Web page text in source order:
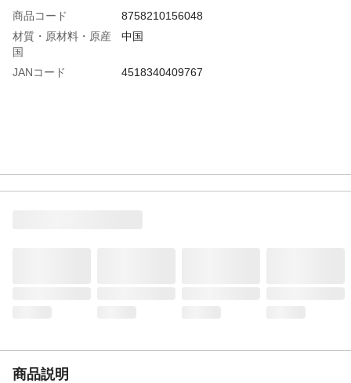
商品コード
8758210156048
材質・原材料・原産
国
中国
JANコード 4518340409767
商品説明